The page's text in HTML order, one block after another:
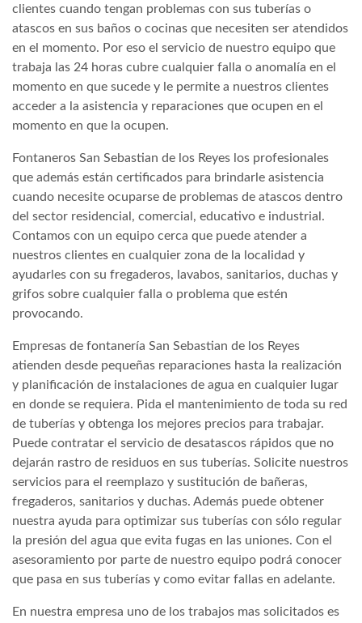
clientes cuando tengan problemas con sus tuberías o
atascos en sus baños o cocinas que necesiten ser atendidos
en el momento. Por eso el servicio de nuestro equipo que
trabaja las 24 horas cubre cualquier falla o anomalía en el
momento en que sucede y le permite a nuestros clientes
acceder a la asistencia y reparaciones que ocupen en el
momento en que la ocupen.
Fontaneros San Sebastian de los Reyes los profesionales
que además están certificados para brindarle asistencia
cuando necesite ocuparse de problemas de atascos dentro
del sector residencial, comercial, educativo e industrial.
Contamos con un equipo cerca que puede atender a
nuestros clientes en cualquier zona de la localidad y
ayudarles con su fregaderos, lavabos, sanitarios, duchas y
grifos sobre cualquier falla o problema que estén
provocando.
Empresas de fontanería San Sebastian de los Reyes
atienden desde pequeñas reparaciones hasta la realización
y planificación de instalaciones de agua en cualquier lugar
en donde se requiera. Pida el mantenimiento de toda su red
de tuberías y obtenga los mejores precios para trabajar.
Puede contratar el servicio de desatascos rápidos que no
dejarán rastro de residuos en sus tuberías. Solicite nuestros
servicios para el reemplazo y sustitución de bañeras,
fregaderos, sanitarios y duchas. Además puede obtener
nuestra ayuda para optimizar sus tuberías con sólo regular
la presión del agua que evita fugas en las uniones. Con el
asesoramiento por parte de nuestro equipo podrá conocer
que pasa en sus tuberías y como evitar fallas en adelante.
En nuestra empresa uno de los trabajos mas solicitados es